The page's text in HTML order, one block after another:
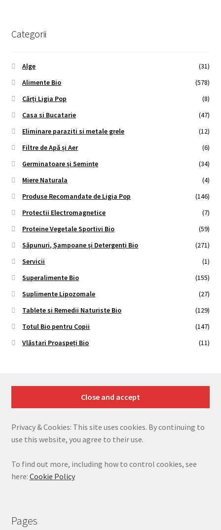
Categorii
Alge
(31)
Alimente Bio
(578)
Cărți Ligia Pop
(8)
Casa si Bucatarie
(47)
Eliminare paraziti si metale grele
(12)
Filtre de Apă și Aer
(6)
Germinatoare și Semințe
(34)
Miere Naturala
(4)
Produse Recomandate de Ligia Pop
(146)
Protectii Electromagnetice
(7)
Proteine Vegetale Sportivi Bio
(59)
Săpunuri, Șampoane și Detergenți Bio
(271)
Servicii
(1)
Superalimente Bio
(155)
Suplimente Lipozomale
(27)
Tablete si Remedii Naturiste Bio
(129)
Totul Bio pentru Copii
(147)
Vlăstari Proaspeți Bio
(11)
Privacy & Cookies: This site uses cookies. By continuing to
use this website, you agree to their use.
To find out more, including how to control cookies, see
here: Cookie Policy
Pages